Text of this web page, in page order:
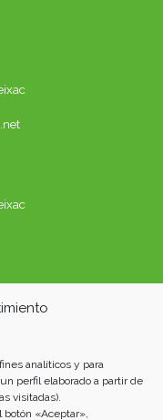
analíticos y para
perfil elaborado a partir de
visitadas).
botón «Aceptar»,
Barcelona
Barcelona